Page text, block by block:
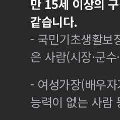
만 15세 이상의
같습니다.
- 국민기초생활보
은 사람(시장·군
- 여성가장(배우
능력이 없는 사람